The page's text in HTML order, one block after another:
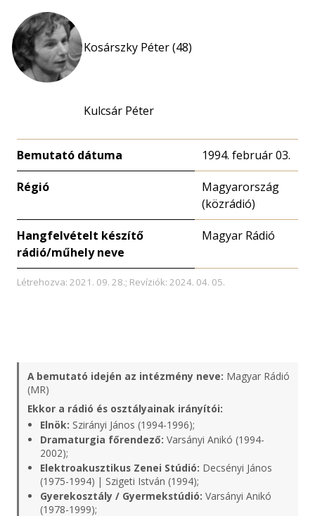
Kosárszky Péter (48)
Kulcsár Péter
Bemutató dátuma 1994. február 03.
Régió
Magyarország
(közrádió)
Hangfelvételt készítő
rádió/műhely neve
Magyar Rádió
Létrehozva: 2021. 09. 28.; Revíziók: 2024. 04. 05.
A bemutató idején az intézmény neve: Magyar Rádió
(MR)
Ekkor a rádió és osztályainak irányítói:
Elnök: Szirányi János (1994-1996);
Dramaturgia főrendező: Varsányi Anikó (1994-
2002);
Elektroakusztikus Zenei Stúdió: Decsényi János
(1975-1994) | Szigeti István (1994);
Gyerekosztály / Gyermekstúdió: Varsányi Anikó
(1978-1999);